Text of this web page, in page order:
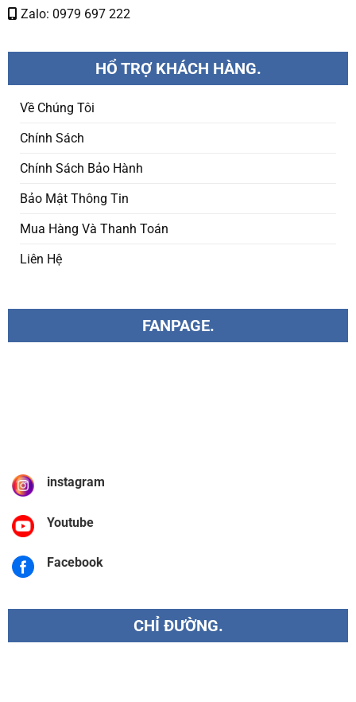
Zalo: 0979 697 222
HỔ TRỢ KHÁCH HÀNG.
Về Chúng Tôi
Chính Sách
Chính Sách Bảo Hành
Bảo Mật Thông Tin
Mua Hàng Và Thanh Toán
Liên Hệ
FANPAGE.
instagram
Youtube
Facebook
CHỈ ĐƯỜNG.